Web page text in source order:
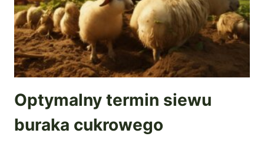
Optymalny termin siewu
buraka cukrowego